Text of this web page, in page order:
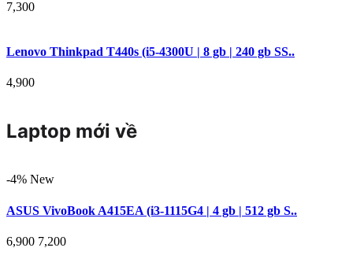
7,300
Lenovo Thinkpad T440s (i5-4300U | 8 gb | 240 gb SS..
4,900
Laptop mới về
-4% New
ASUS VivoBook A415EA (i3-1115G4 | 4 gb | 512 gb S..
6,900 7,200